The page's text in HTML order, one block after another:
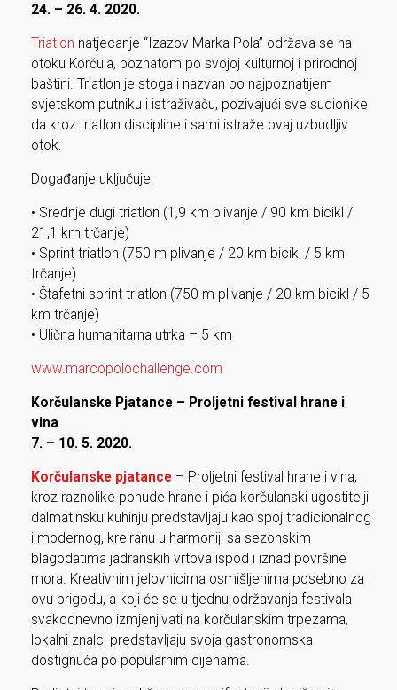
24. – 26. 4. 2020.
Triatlon natjecanje “Izazov Marka Pola” održava se na
otoku Korčula, poznatom po svojoj kulturnoj i prirodnoj
baštini. Triatlon je stoga i nazvan po najpoznatijem
svjetskom putniku i istraživaču, pozivajući sve sudionike
da kroz triatlon discipline i sami istraže ovaj uzbudljiv
otok.
Događanje uključuje:
• Srednje dugi triatlon (1,9 km plivanje / 90 km bicikl /
21,1 km trčanje)
• Sprint triatlon (750 m plivanje / 20 km bicikl / 5 km
trčanje)
• Štafetni sprint triatlon (750 m plivanje / 20 km bicikl / 5
km trčanje)
• Ulična humanitarna utrka – 5 km
www.marcopolochallenge.com
Korčulanske Pjatance – Proljetni festival hrane i
vina
7. – 10. 5. 2020.
Korčulanske pjatance– Proljetni festival hrane i vina,
kroz raznolike ponude hrane i pića korčulanski ugostitelji
dalmatinsku kuhinju predstavljaju kao spoj tradicionalnog
i modernog, kreiranu u harmoniji sa sezonskim
blagodatima jadranskih vrtova ispod i iznad površine
mora. Kreativnim jelovnicima osmišljenima posebno za
ovu prigodu, a koji će se u tjednu održavanja festivala
svakodnevno izmjenjivati na korčulanskim trpezama,
lokalni znalci predstavljaju svoja gastronomska
dostignuća po popularnim cijenama.